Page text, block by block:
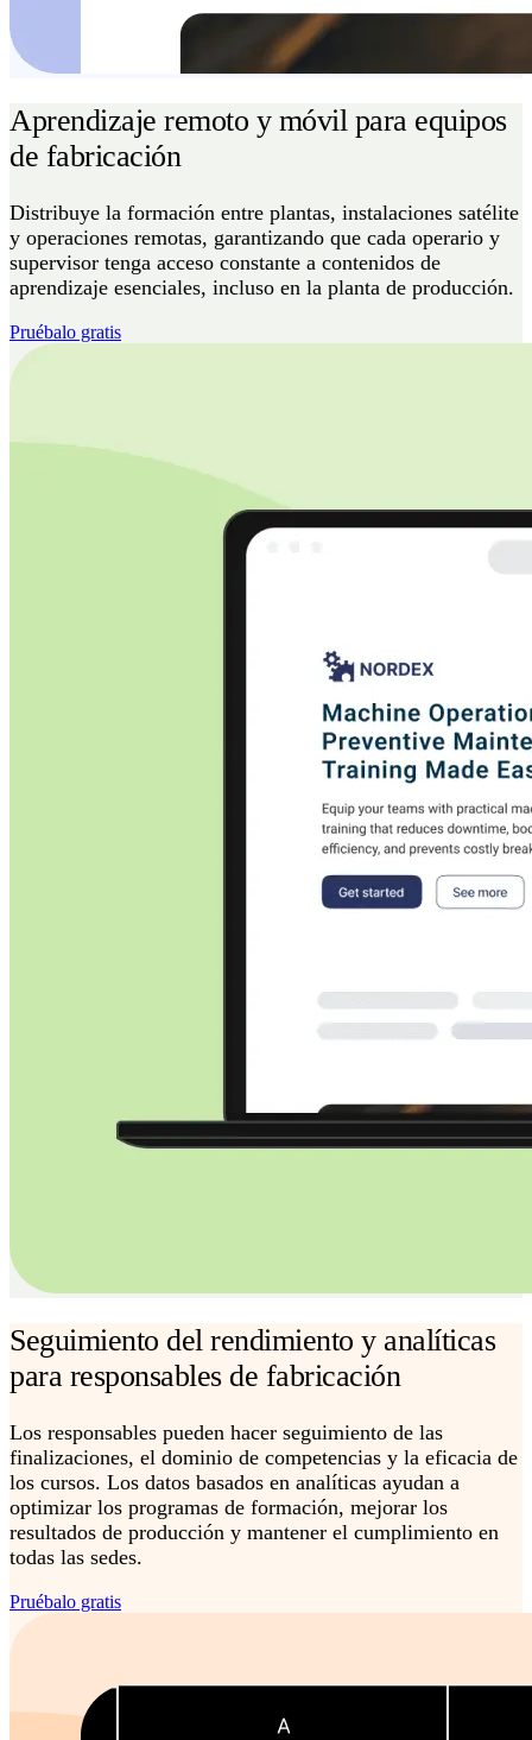
Aprendizaje remoto y móvil para equipos
de fabricación
Distribuye la formación entre plantas, instalaciones satélite
y operaciones remotas, garantizando que cada operario y
supervisor tenga acceso constante a contenidos de
aprendizaje esenciales, incluso en la planta de producción.
Pruébalo gratis
Seguimiento del rendimiento y analíticas
para responsables de fabricación
Los responsables pueden hacer seguimiento de las
finalizaciones, el dominio de competencias y la eficacia de
los cursos. Los datos basados en analíticas ayudan a
optimizar los programas de formación, mejorar los
resultados de producción y mantener el cumplimiento en
todas las sedes.
Pruébalo gratis